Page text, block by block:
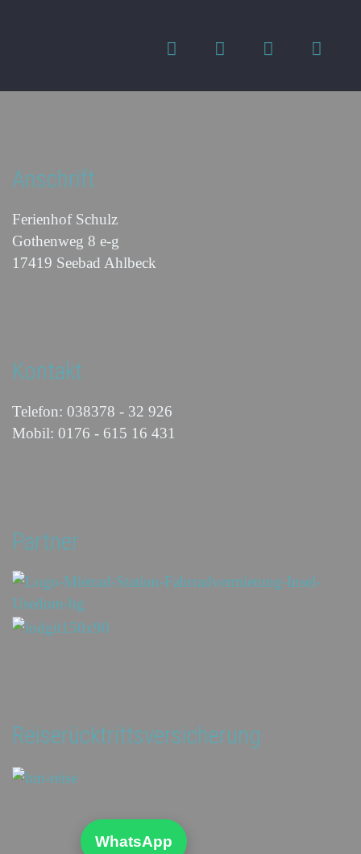
Anschrift
Ferienhof Schulz
Gothenweg 8 e-g
17419 Seebad Ahlbeck
Kontakt
Telefon: 038378 - 32 926
Mobil: 0176 - 615 16 431
Partner
Reiserücktrittsversicherung
WhatsApp